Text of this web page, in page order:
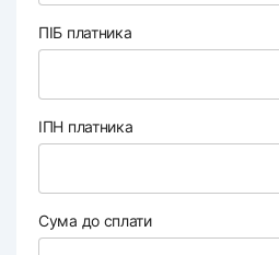
ПІБ платника
ІПН платника
Сума до сплати